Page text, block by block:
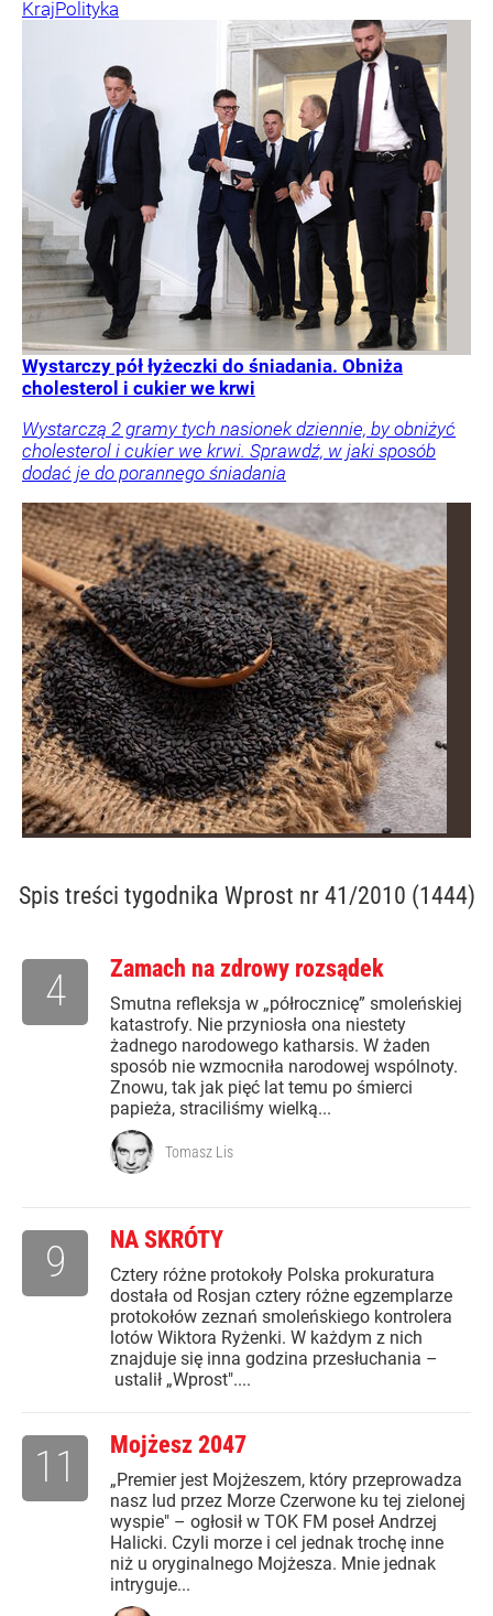
KrajPolityka
Wystarczy pół łyżeczki do śniadania. Obniża
cholesterol i cukier we krwi
Wystarczą 2 gramy tych nasionek dziennie, by obniżyć
cholesterol i cukier we krwi. Sprawdź, w jaki sposób
dodać je do porannego śniadania
Spis treści tygodnika Wprost nr 41/2010 (1444)
Zamach na zdrowy rozsądek
Smutna refleksja w „półrocznicę” smoleńskiej
katastrofy. Nie przyniosła ona niestety
żadnego narodowego katharsis. W żaden
sposób nie wzmocniła narodowej wspólnoty.
Znowu, tak jak pięć lat temu po śmierci
papieża, straciliśmy wielką...
4
Tomasz Lis
NA SKRÓTY
Cztery różne protokoły Polska prokuratura
dostała od Rosjan cztery różne egzemplarze
protokołów zeznań smoleńskiego kontrolera
lotów Wiktora Ryżenki. W każdym z nich
znajduje się inna godzina przesłuchania –
ustalił „Wprost"....
9
Mojżesz 2047
„Premier jest Mojżeszem, który przeprowadza
nasz lud przez Morze Czerwone ku tej zielonej
wyspie" – ogłosił w TOK FM poseł Andrzej
Halicki. Czyli morze i cel jednak trochę inne
niż u oryginalnego Mojżesza. Mnie jednak
intryguje...
11